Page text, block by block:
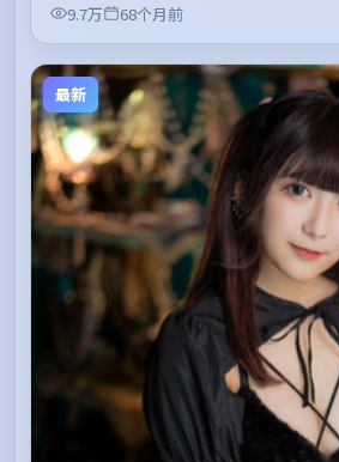
9.7万
68个月前
最新